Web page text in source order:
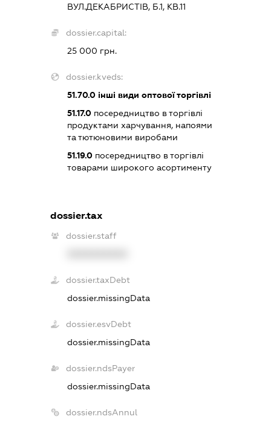
ВУЛ.ДЕКАБРИСТІВ, Б.1, КВ.11
dossier.capital:
25 000 грн.
dossier.kveds:
51.70.0інші види оптової торгівлі
51.17.0посередництво в торгівлі
продуктами харчування, напоями
та тютюновими виробами
51.19.0посередництво в торгівлі
товарами широкого асортименту
dossier.tax
dossier.staff
dossier.taxDebt
dossier.missingData
dossier.esvDebt
dossier.missingData
dossier.ndsPayer
dossier.missingData
dossier.ndsAnnul